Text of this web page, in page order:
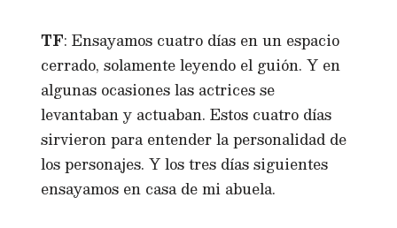
TF: Ensayamos cuatro días en un espacio
cerrado, solamente leyendo el guión. Y en
algunas ocasiones las actrices se
levantaban y actuaban. Estos cuatro días
sirvieron para entender la personalidad de
los personajes. Y los tres días siguientes
ensayamos en casa de mi abuela.